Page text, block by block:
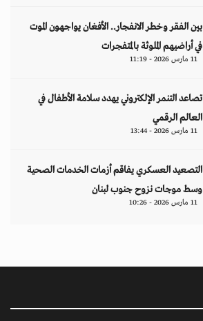
بين الفقر وخطر الانفجار.. الأفغان يواجهون الموت
في أراضيهم الملوثة بالمتفجرات
11 مارس 2026 - 11:19
تصاعد التنمر الإلكتروني يهدد سلامة الأطفال في
العالم الرقمي
11 مارس 2026 - 13:44
التصعيد العسكري يفاقم أزمات الخدمات الصحية
وسط موجات نزوح جنوب لبنان
11 مارس 2026 - 10:26